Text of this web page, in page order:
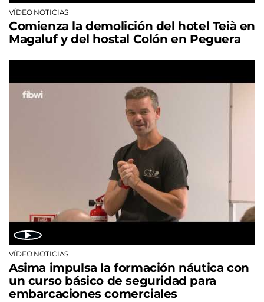
VÍDEO NOTICIAS
Comienza la demolición del hotel Teià en
Magaluf y del hostal Colón en Peguera
VÍDEO NOTICIAS
Asima impulsa la formación náutica con
un curso básico de seguridad para
embarcaciones comerciales